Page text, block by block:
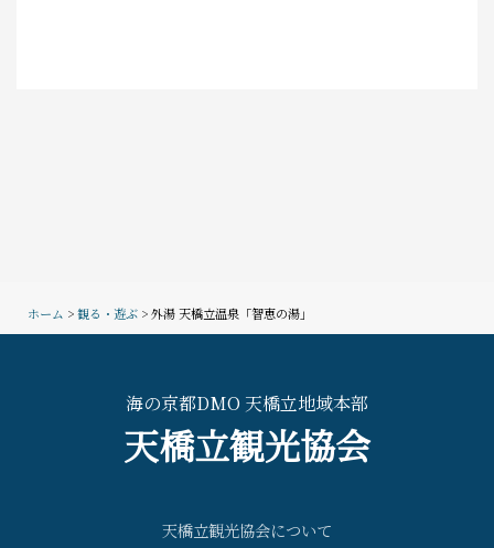
ホーム >観る・遊ぶ > 外湯 天橋立温泉「智恵の湯」
海の京都DMO 天橋立地域本部
天橋立観光協会
天橋立観光協会について